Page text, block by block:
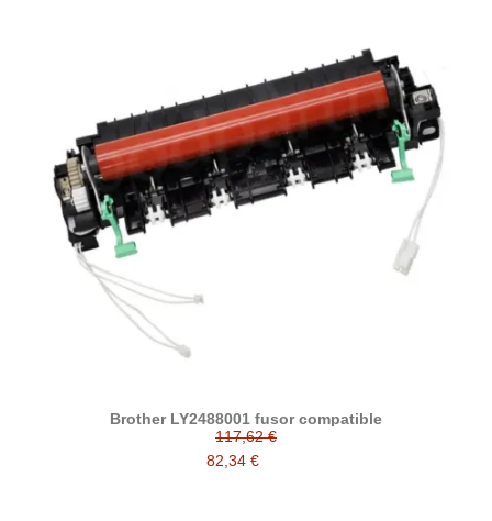
Brother LY2488001 fusor compatible
117,62 €
82,34 €